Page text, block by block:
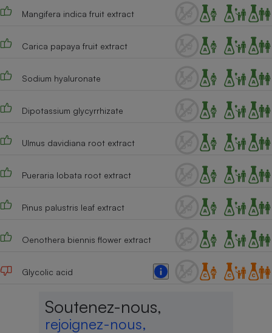
Mangifera indica fruit extract
Carica papaya fruit extract
Sodium hyaluronate
Dipotassium glycyrrhizate
Ulmus davidiana root extract
Pueraria lobata root extract
Pinus palustris leaf extract
Oenothera biennis flower extract
Glycolic acid
Soutenez-nous,
rejoignez-nous,